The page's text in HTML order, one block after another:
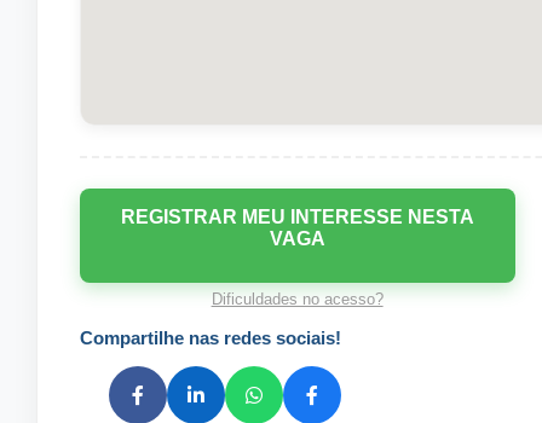
REGISTRAR MEU INTERESSE NESTA
VAGA
Dificuldades no acesso?
Compartilhe nas redes sociais!